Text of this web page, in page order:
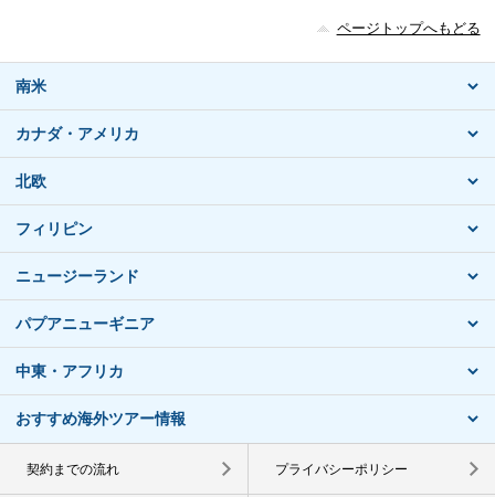
ページトップへもどる
南米
カナダ・アメリカ
北欧
フィリピン
ニュージーランド
パプアニューギニア
中東・アフリカ
おすすめ海外ツアー情報
契約までの流れ プライバシーポリシー